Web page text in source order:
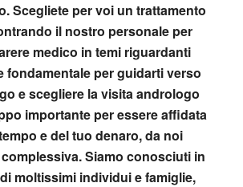
Scegliete per voi un trattamento
il nostro personale per
medico in temi riguardanti
fondamentale per guidarti verso
e scegliere lavisita andrologo
importante per essere affidata
e del tuo denaro, da noi
Siamo conosciuti in
moltissimi individui e famiglie,